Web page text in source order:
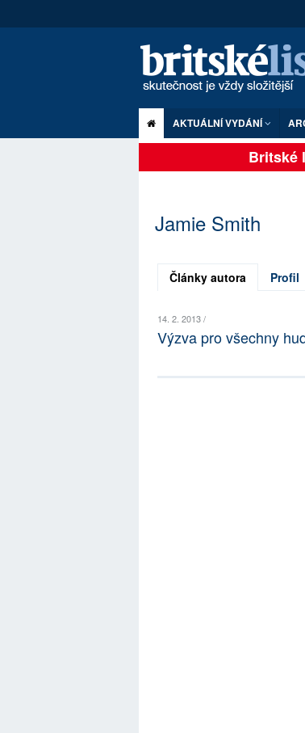
AKTUÁLNÍ VYDÁNÍ
Britské
Jamie Smith
Články autora Profil
14. 2. 2013 /
Výzva pro všechny